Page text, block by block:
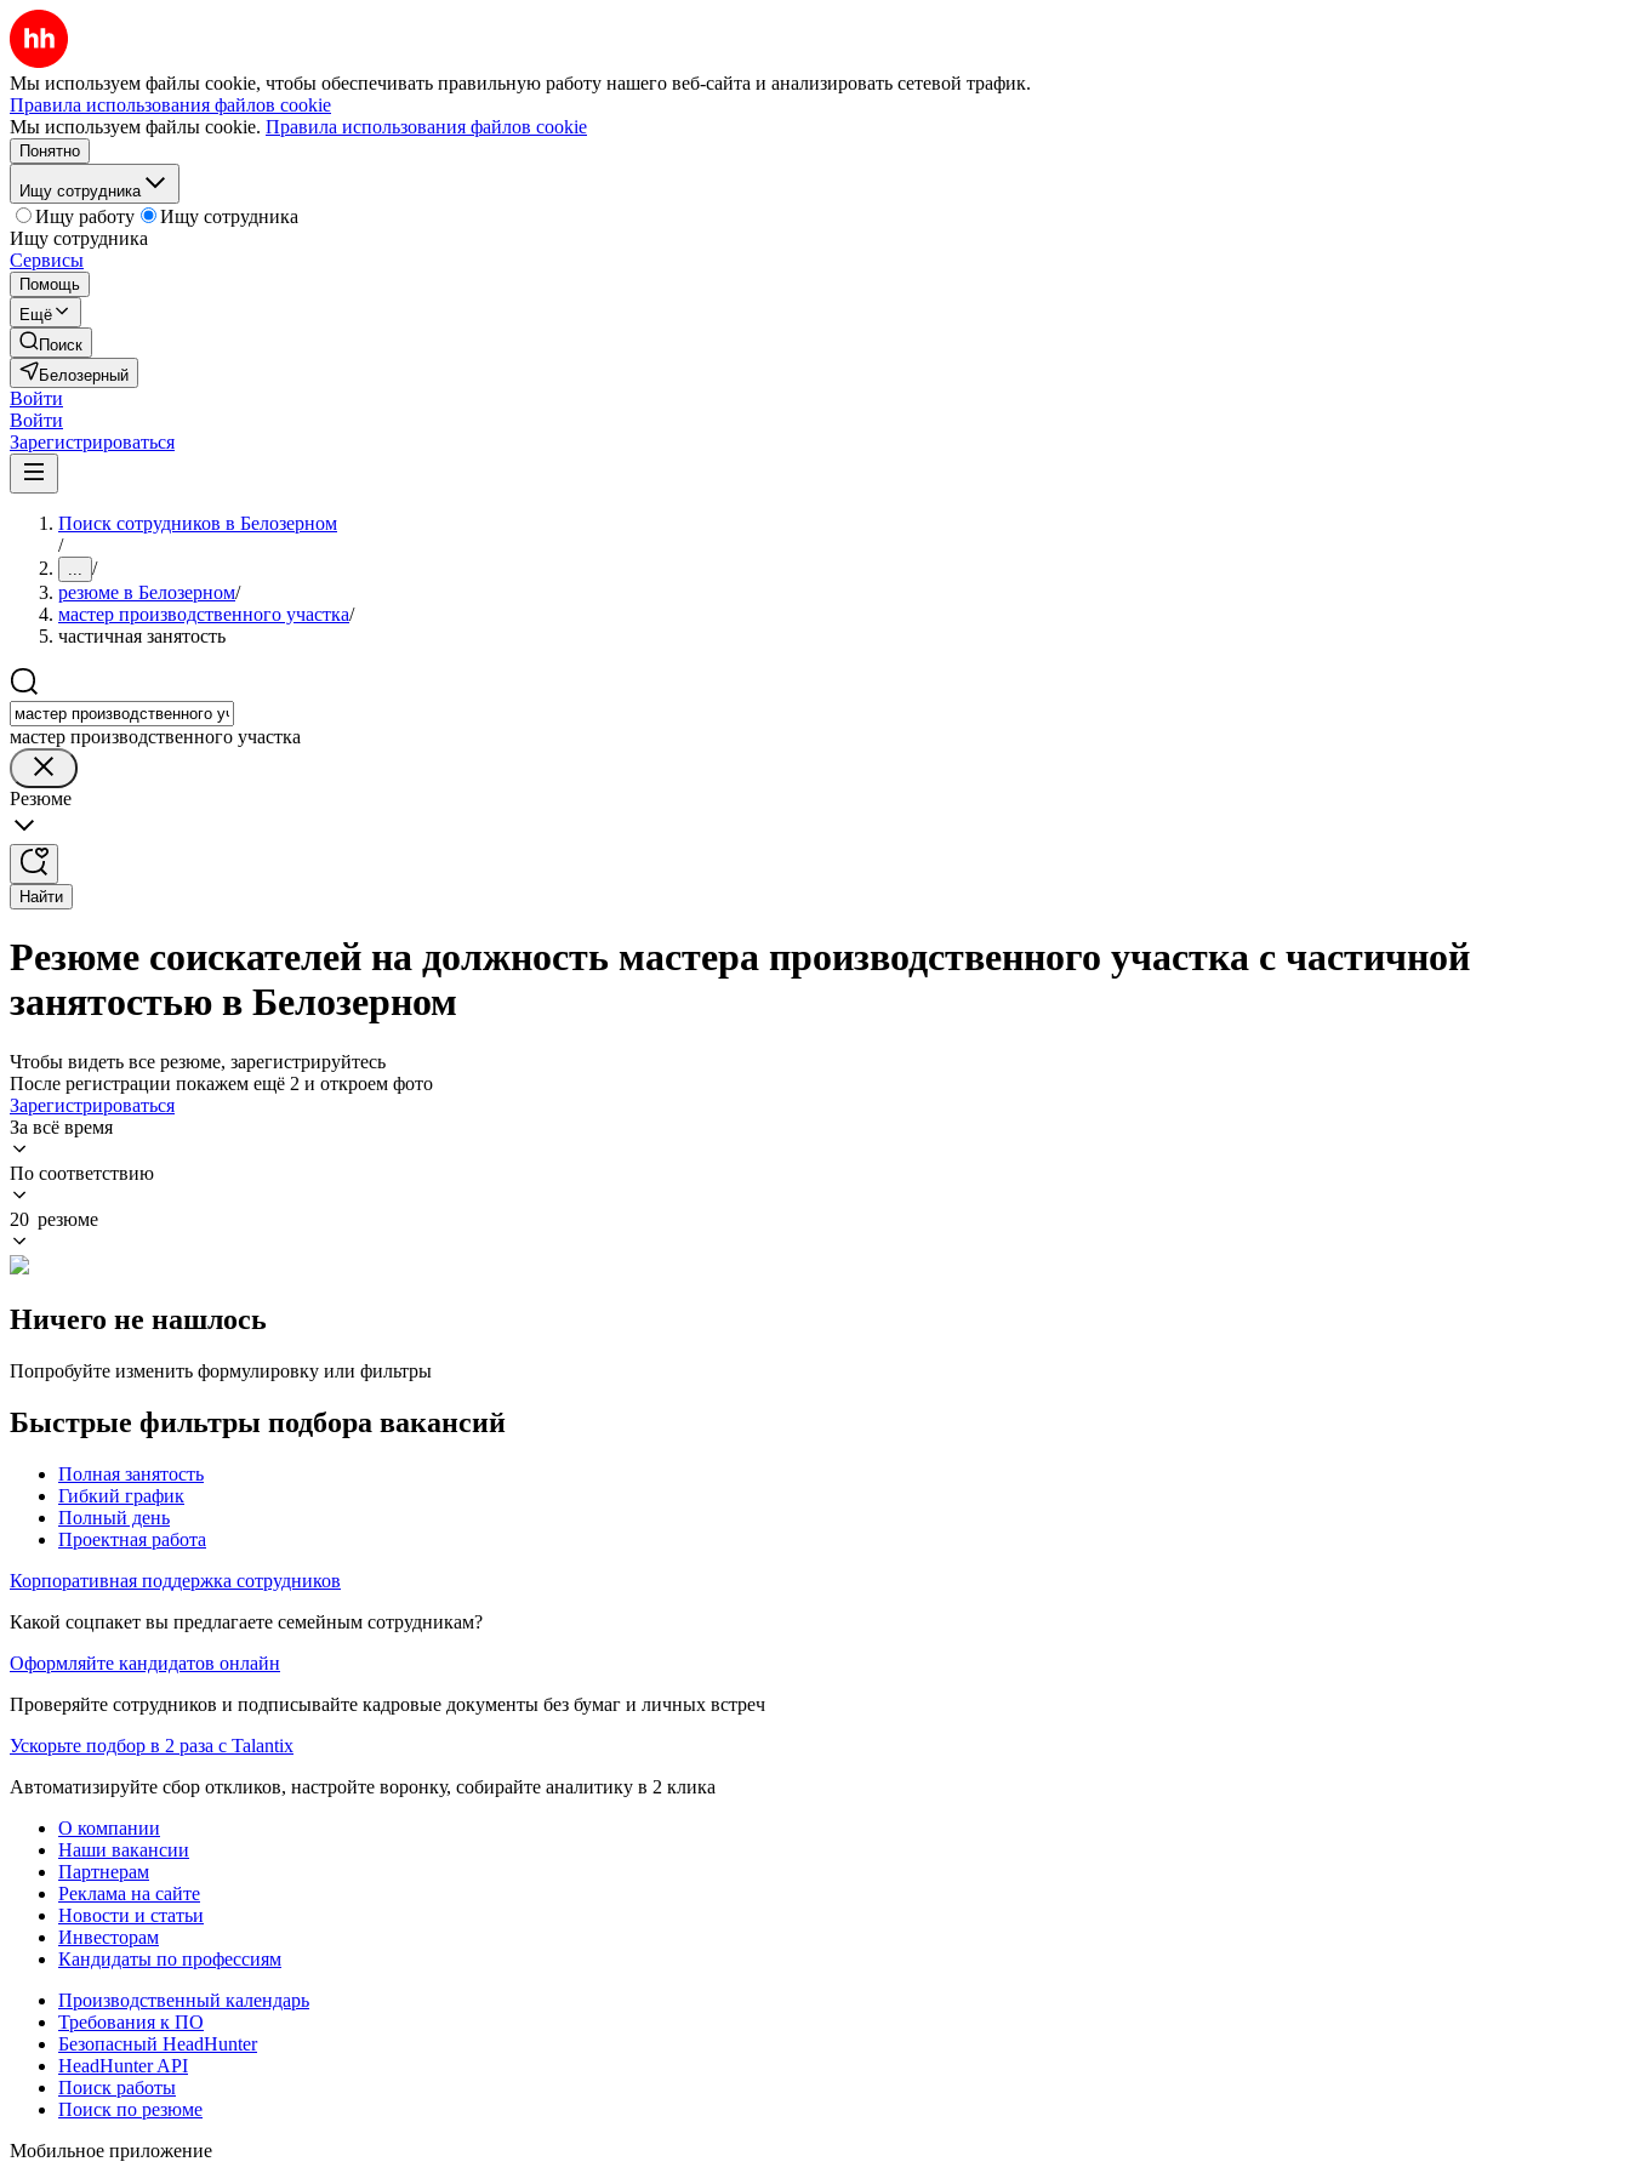
Мы используем файлы cookie, чтобы обеспечивать правильную работу нашего веб-сайта и анализировать сетевой трафик.
Правила использования файлов cookie
Мы используем файлы cookie. Правила использования файлов cookie
Понятно
Ищу сотрудника
Ищу работу
Ищу сотрудника
Ищу сотрудника
Сервисы
Помощь
Ещё
Поиск
Белозерный
Войти
Войти
Зарегистрироваться
Поиск сотрудников в Белозерном
/
... /
резюме в Белозерном/
мастер производственного участка/
частичная занятость
мастер производственного участка
Резюме
Найти
Резюме соискателей на должность мастера производственного участка с частичной
занятостью в Белозерном
Чтобы видеть все резюме, зарегистрируйтесь
После регистрации покажем ещё 2 и откроем фото
Зарегистрироваться
За всё время
По соответствию
20 резюме
Ничего не нашлось
Попробуйте изменить формулировку или фильтры
Быстрые фильтры подбора вакансий
Полная занятость
Гибкий график
Полный день
Проектная работа
Корпоративная поддержка сотрудников
Какой соцпакет вы предлагаете семейным сотрудникам?
Оформляйте кандидатов онлайн
Проверяйте сотрудников и подписывайте кадровые документы без бумаг и личных встреч
Ускорьте подбор в 2 раза с Talantix
Автоматизируйте сбор откликов, настройте воронку, собирайте аналитику в 2 клика
О компании
Наши вакансии
Партнерам
Реклама на сайте
Новости и статьи
Инвесторам
Кандидаты по профессиям
Производственный календарь
Требования к ПО
Безопасный HeadHunter
HeadHunter API
Поиск работы
Поиск по резюме
Мобильное приложение